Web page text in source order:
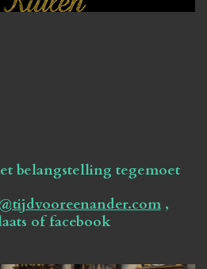
belangstelling tegemoet
,
of facebook